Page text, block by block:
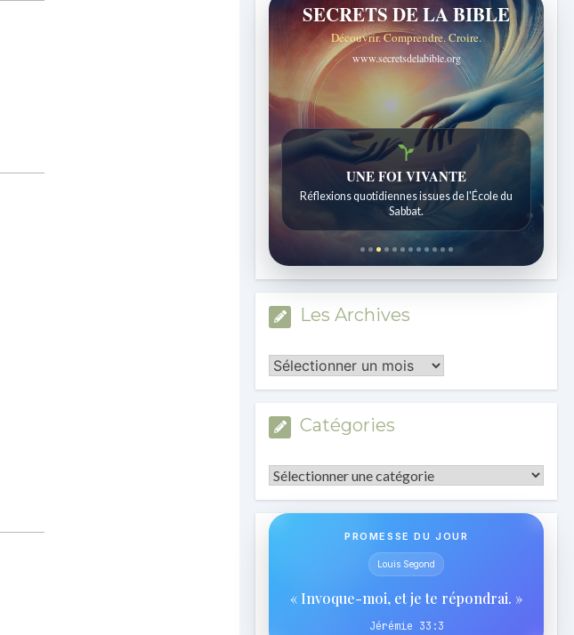
SECRETS DE LA BIBLE
Découvrir. Comprendre. Croire.
www.secretsdelabible.org
UNE FOI VIVANTE
Réflexions quotidiennes issues de l'École du
Sabbat.
Les Archives
Les
Archives
Catégories
Catégories
PROMESSE DU JOUR
Louis Segond
« Invoque-moi, et je te répondrai. »
Jérémie 33:3